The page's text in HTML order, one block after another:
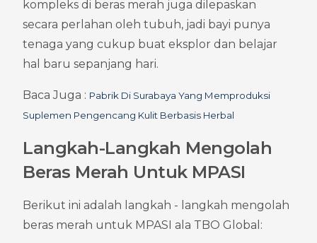
kompleks di beras merah juga dilepaskan
secara perlahan oleh tubuh, jadi bayi punya
tenaga yang cukup buat eksplor dan belajar
hal baru sepanjang hari.
Baca Juga : Pabrik Di Surabaya Yang Memproduksi
Suplemen Pengencang Kulit Berbasis Herbal
Langkah-Langkah Mengolah
Beras Merah Untuk MPASI
Berikut ini adalah langkah - langkah mengolah
beras merah untuk MPASI ala TBO Global: